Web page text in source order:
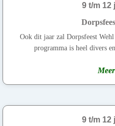
9 t/m 12
Ook dit jaar zal Dorpsfeest
programma is heel divers
9 t/m 12